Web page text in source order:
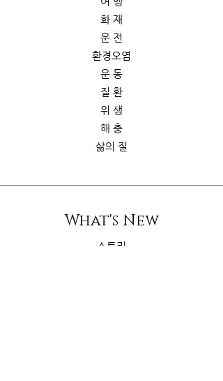
화 재
운 전
환경오염
운 동
질 환
위 생
해 충
삶의 질
What's New
스토리